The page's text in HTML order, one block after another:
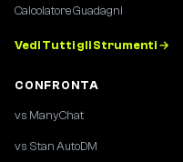
Calcolatore Guadagni
Vedi Tutti gli Strumenti →
CONFRONTA
vs ManyChat
vs Stan AutoDM